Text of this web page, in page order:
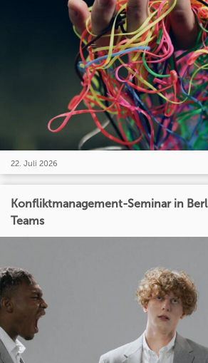
22. Juli 2026
Konfliktmanagement-Seminar in
Teams